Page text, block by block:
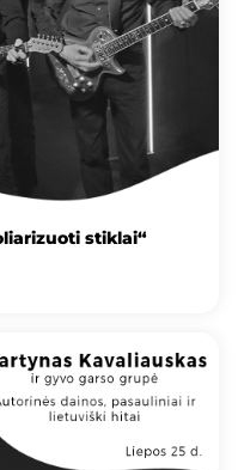
stiklai“